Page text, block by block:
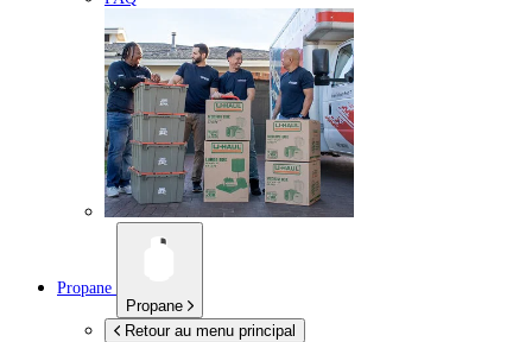
Propane
Propane
Retour au menu principal